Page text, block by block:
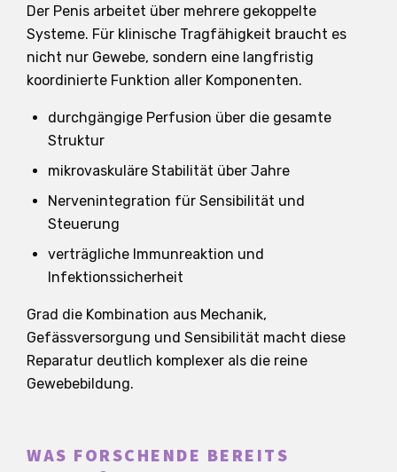
Der Penis arbeitet über mehrere gekoppelte
Systeme. Für klinische Tragfähigkeit braucht es
nicht nur Gewebe, sondern eine langfristig
koordinierte Funktion aller Komponenten.
durchgängige Perfusion über die gesamte
Struktur
mikrovaskuläre Stabilität über Jahre
Nervenintegration für Sensibilität und
Steuerung
verträgliche Immunreaktion und
Infektionssicherheit
Grad die Kombination aus Mechanik,
Gefässversorgung und Sensibilität macht diese
Reparatur deutlich komplexer als die reine
Gewebebildung.
WAS FORSCHENDE BEREITS